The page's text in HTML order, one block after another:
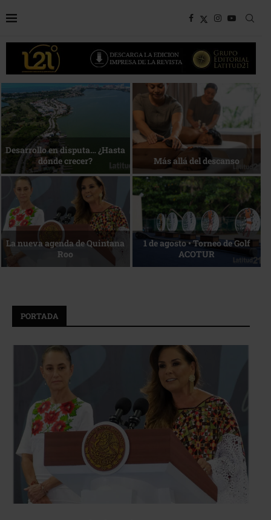
Bottega, un viaje servido a la
mesa
Energía que Impulsa la
competitividad
Reconocimiento de viajeros La esencia del servicio
PORTADA